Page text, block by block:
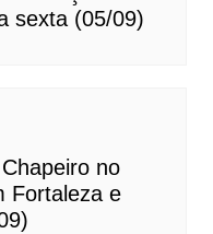
sexta (05/09)
no
Fortaleza e